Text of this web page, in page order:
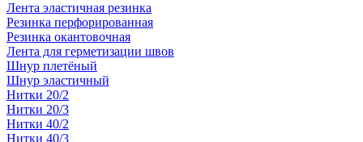
Лента эластичная резинка
Резинка перфорированная
Резинка окантовочная
Лента для герметизации швов
Шнур плетёный
Шнур эластичный
Нитки 20/2
Нитки 20/3
Нитки 40/2
Нитки 40/3